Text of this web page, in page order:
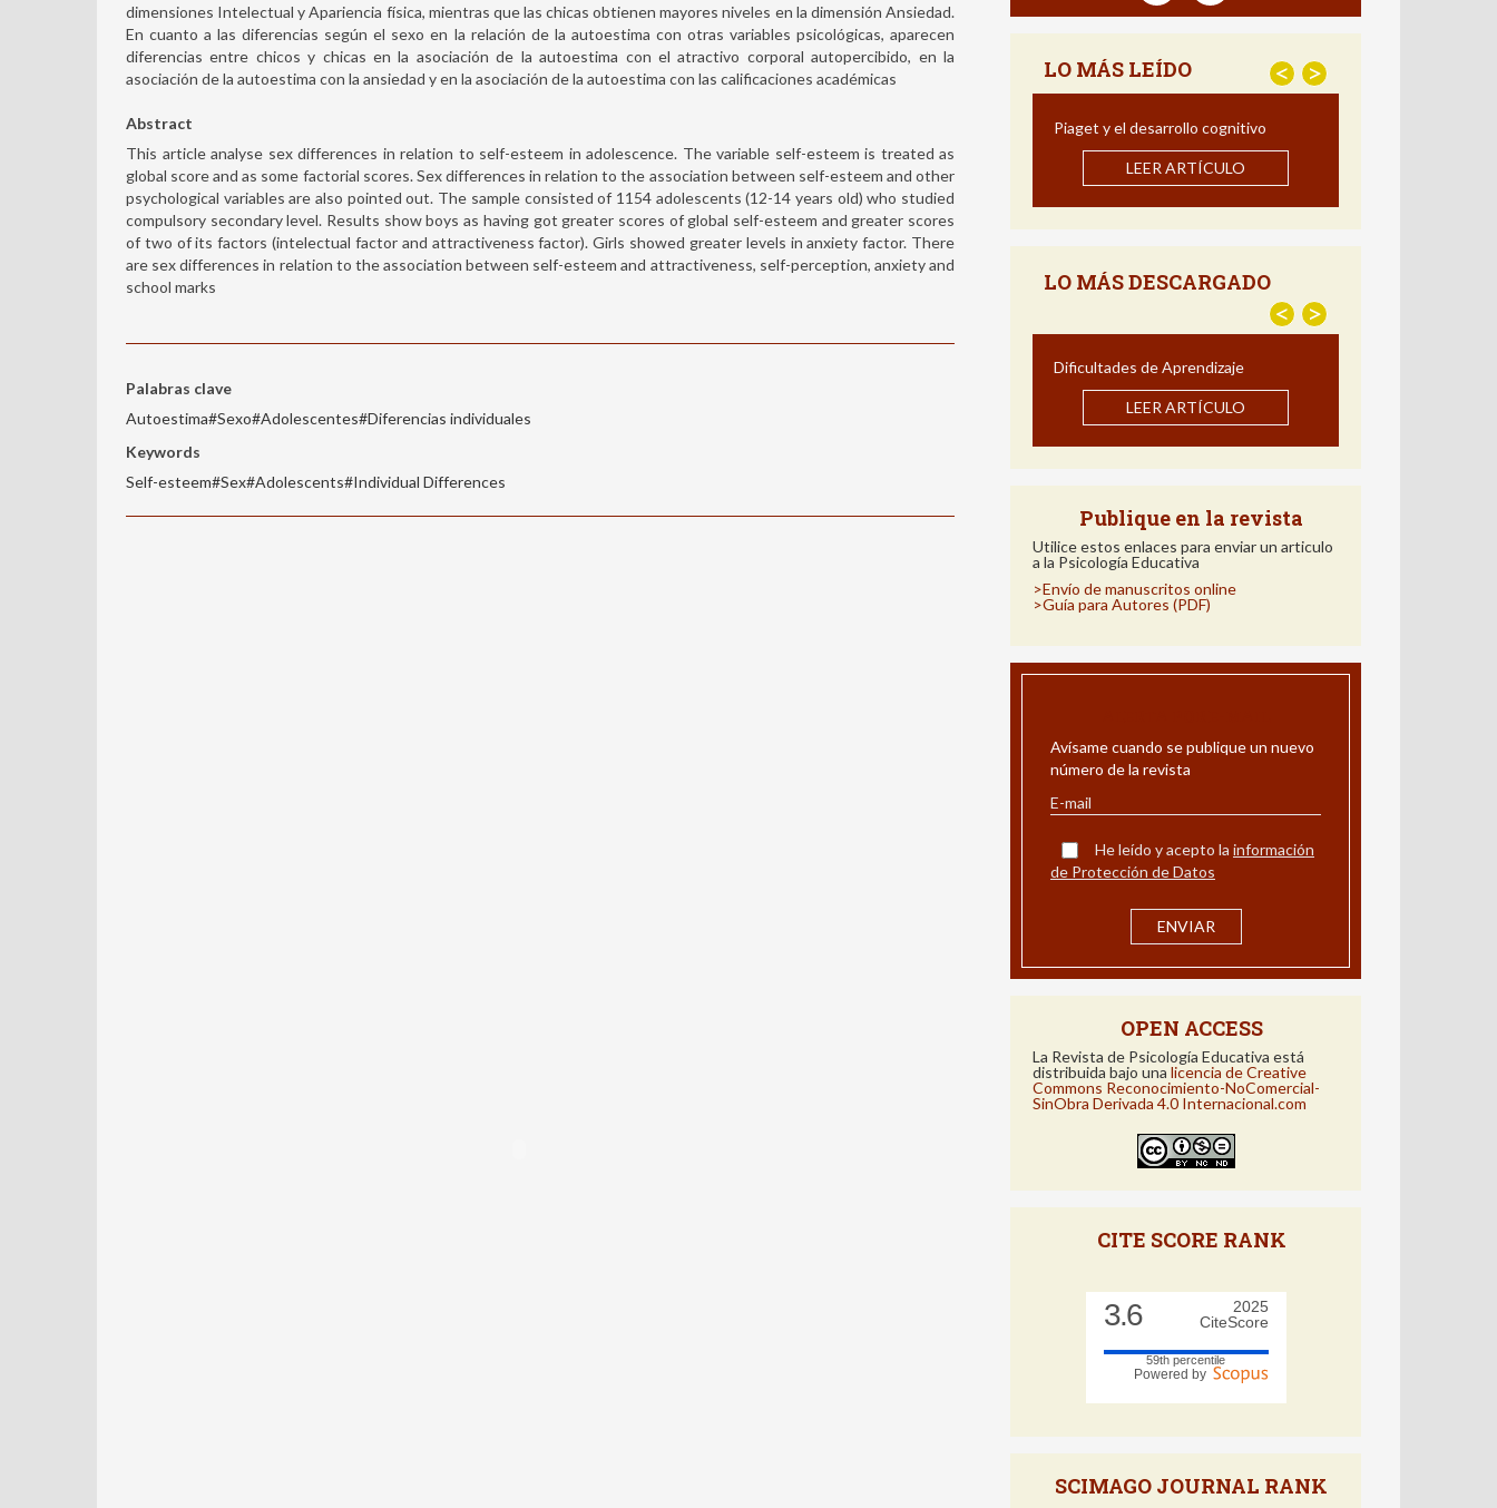
dimensiones Intelectual y Apariencia física, mientras que las chicas obtienen mayores niveles en la dimensión Ansiedad.
En cuanto a las diferencias según el sexo en la relación de la autoestima con otras variables psicológicas, aparecen
diferencias entre chicos y chicas en la asociación de la autoestima con el atractivo corporal autopercibido, en la
asociación de la autoestima con la ansiedad y en la asociación de la autoestima con las calificaciones académicas
Abstract
This article analyse sex differences in relation to self-esteem in adolescence. The variable self-esteem is treated as
global score and as some factorial scores. Sex differences in relation to the association between self-esteem and other
psychological variables are also pointed out. The sample consisted of 1154 adolescents (12-14 years old) who studied
compulsory secondary level. Results show boys as having got greater scores of global self-esteem and greater scores
of two of its factors (intelectual factor and attractiveness factor). Girls showed greater levels in anxiety factor. There
are sex differences in relation to the association between self-esteem and attractiveness, self-perception, anxiety and
school marks
Palabras clave
Autoestima#Sexo#Adolescentes#Diferencias individuales
Keywords
Self-esteem#Sex#Adolescents#Individual Differences
LO MÁS LEÍDO < >
Piaget y el desarrollo cognitivo
LEER ARTÍCULO
LO MÁS DESCARGADO
< >
Dificultades de Aprendizaje
LEER ARTÍCULO
Publique en la revista
Utilice estos enlaces para enviar un articulo
a la Psicología Educativa
>Envío de manuscritos online
>Guía para Autores (PDF)
Avísame cuando se publique un nuevo
número de la revista
He leído y acepto la información
de Protección de Datos
OPEN ACCESS
La Revista de Psicología Educativa está
distribuida bajo una licencia de Creative
Commons Reconocimiento-NoComercial-
SinObra Derivada 4.0 Internacional.com
CITE SCORE RANK
3.6
2025
CiteScore
59th percentile
Powered by
SCIMAGO JOURNAL RANK